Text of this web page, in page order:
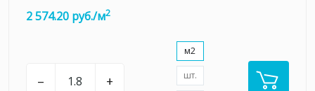
2 574.20 руб./м2
– +
м2
шт.